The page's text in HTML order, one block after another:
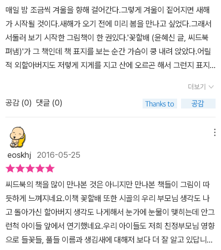
득한 그림책이다. 책장을 쉬 덮을 수 없는따스한 감성과 진한 감동이
여운이 되어 가슴에 남는다. 아버지의 감성을 이어받았기에이러한 작
품을 만들었겠다라는 생각도 든다.그림책을 읽고 나니​우리 아버지를
추억하게 만든다.우리 아버지도 어릴적 지게를 지셨던 기억이 난다.
쇠꼴과 나무를 하러지게를 지고 산에 오르셨던 기억이 어렴풋이 난
만한 분이시라는 것이새삼 깊이 느껴진다. 세대를 초월하여 어른과
아이가함께 읽어 볼 수 있는 그림책이다
매일 밤 조금씩 겨울을 향해 걸어간다.그렇게 겨울이 짙어지면 새해
가 시작될 것이다.새해가 오기 전에 미리 봄을 만나고 싶었다.그래서
서둘러 보기 시작한 그림책이 한 권있다.'꽃할배 (윤혜신 글, 씨드북
펴냄)'가 그 책인데 책 표지를 보는 순간 가슴이 쿵 내려 앉았다.어릴
적 외할아버지도 저렇게 지게를 지고 산에 오르곤 해서 그런지 표지
기를 이끄는 이의 아버지 이야기라고 한다.꽃을 무척이나 좋아하던
우리 아버지.나무를 하러 산에 간 아버지는 나무 대신 꽃을 한 지게 짊
어지고 내려와 부모님께 야단을 들어도 산에 오르면 꽃지게를 만들곤
했다.그런 아버지가 결혼을 했고, 결혼 후에도 아버진 꽃지게를 짊어
지고 산에서 내려오곤 했다.장에 나가 푸성귀를 팔 때도 아버진 꽃다
발처럼 묶은 나물이나 열매를 구경만 하다 갔다.아버진 술이 취한 얼
굴로 돌아왔지만, 그 얼굴이 너무 환해 보름달같았고, 아버지의 담배
연기를 따라 연기 꽃이 하늘을 날아갔다.그렇게 꽃을 좋아하던 아버
지는 돌아가셨다.꽃을 좋아하던 아버지의 무덤을 꽃으로 채워 아버지
를 외롭게 하지 않았던 우리에게 다시 봄이 찾아왔다.복사꽃이 활짝
핀 봄, 우리는 아버지를 떠올린다.아버지는 그 곳에서 꽃처럼 환하게
웃고 계실까?​그림책이 주는 위로나 감동은 그 어떤 이야기보다 가슴
더보기
공감 (0) 댓글 (0)
eoskhj 2016-05-25
씨드북의 책을 많이 만나본 것은 아니지만 만나본 책들이 그림이 따
듯하게 느껴지네요.이책 꽃할배 또한 시골의 우리 부모님 생각도 나
고 돌아가신 할아버지 생각도 나게해서 눈가에 눈물이 맺히는데 안그
런척 아이들 앞에서 연기했네요.우리 아이들도 저희 친정부모님 영향
으로 들꽃들, 풀들 이름과 생김새에 대해저 보다 더 잘 알고 있답니다.